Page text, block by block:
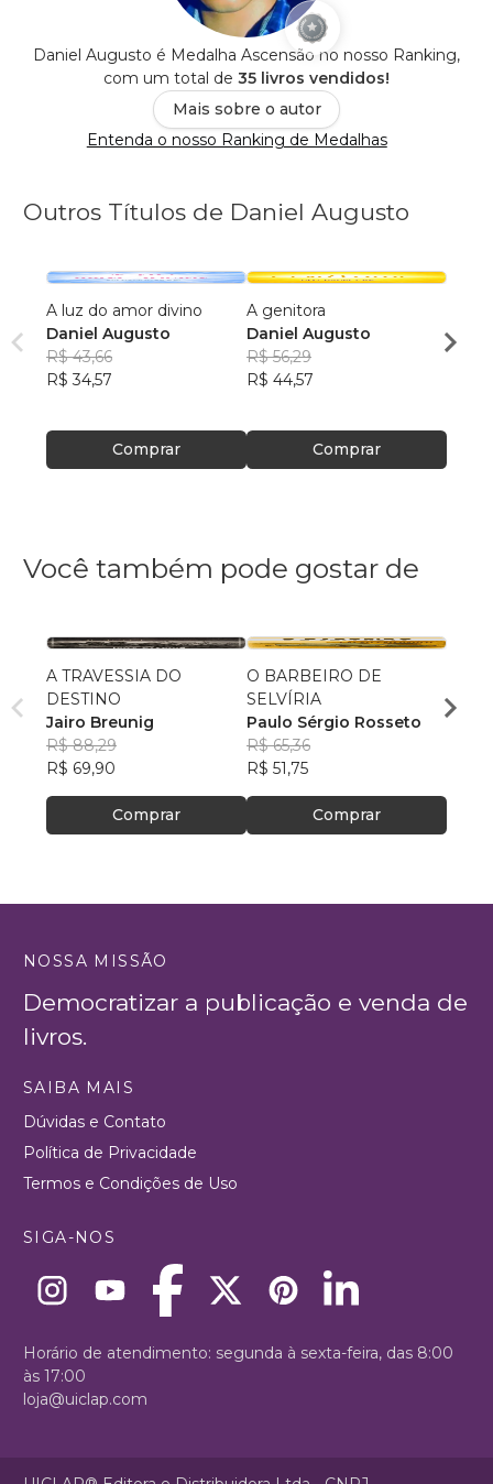
Daniel Augusto é Medalha Ascensão no nosso Ranking,
com um total de 35 livros vendidos!
Mais sobre o autor
Entenda o nosso Ranking de Medalhas
Outros Títulos de Daniel Augusto
A luz do amor divino
Daniel Augusto
R$ 43,66
R$ 34,57
Comprar
A genitora
Daniel Augusto
R$ 56,29
R$ 44,57
Comprar
R$
Você também pode gostar de
A TRAVESSIA DO
DESTINO
Jairo Breunig
R$ 88,29
R$ 69,90
Comprar
O BARBEIRO DE
SELVÍRIA
Paulo Sérgio Rosseto
R$ 65,36
R$ 51,75
Comprar
NOSSA MISSÃO
Democratizar a publicação e venda de
livros.
SAIBA MAIS
Dúvidas e Contato
Política de Privacidade
Termos e Condições de Uso
SIGA-NOS
Horário de atendimento: segunda à sexta-feira, das 8:00
às 17:00
loja@uiclap.com